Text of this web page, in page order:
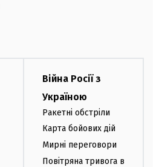
Війна Росії з
Україною
Ракетні обстріли
Карта бойових дій
Мирні переговори
Повітряна тривога в